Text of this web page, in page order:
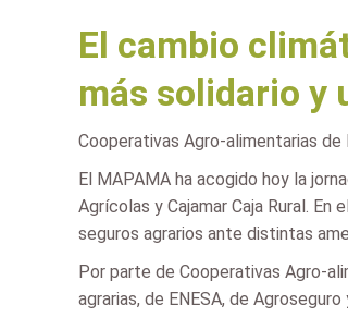
El cambio
más solidario y
Cooperativas Agro-alimentarias
El MAPAMA ha acogido hoy la
Agrícolas y Cajamar Caja Rural.
seguros agrarios ante distintas
Por parte de Cooperativas Agro-
agrarias, de ENESA, de